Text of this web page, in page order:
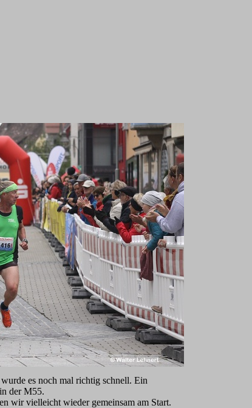
es noch mal richtig schnell. Ein
der M55.
wir vielleicht wieder gemeinsam am Start.